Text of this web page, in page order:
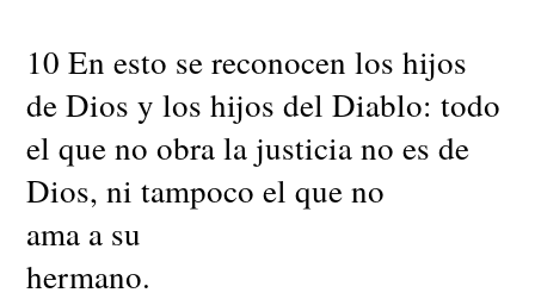
10 En esto se reconocen los hijos
de Dios y los hijos del Diablo: todo
el que no obra la justicia no es de
Dios, ni tampoco el que no
ama a su
hermano.